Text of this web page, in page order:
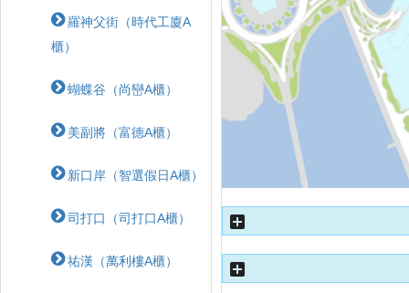
羅神父街（時代工廈A
櫃）
蝴蝶⾕（尚巒A櫃）
美副將（富德A櫃）
新口岸（智選假日A櫃）
司打口（司打口A櫃）
祐漢（萬利樓A櫃）